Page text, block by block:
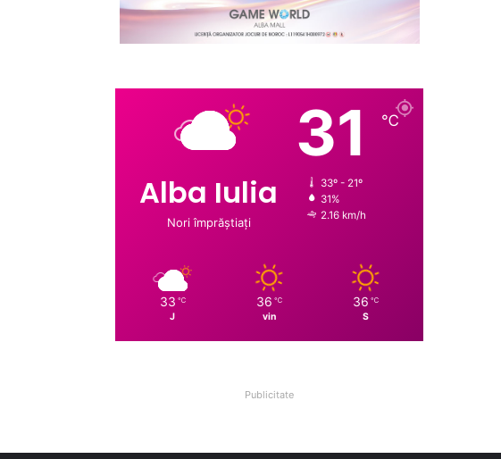
Alba Iulia
Nori împrăștiați
31 ℃
33º - 21º
31%
2.16 km/h
33 ℃
J
36 ℃
vin
36 ℃
S
Publicitate